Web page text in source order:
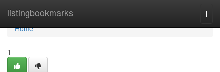
listingbookmarks
Home
Home
1